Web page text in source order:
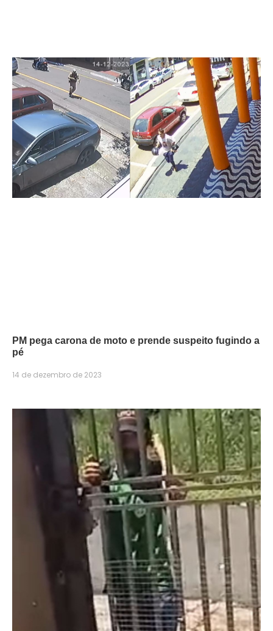
PM pega carona de moto e prende suspeito fugindo a
pé
14 de dezembro de 2023